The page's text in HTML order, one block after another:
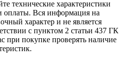
технические характеристики
оплаты. Вся информация на
характер и не является
с пунктом 2 статьи 437 ГК
при покупке проверять наличие